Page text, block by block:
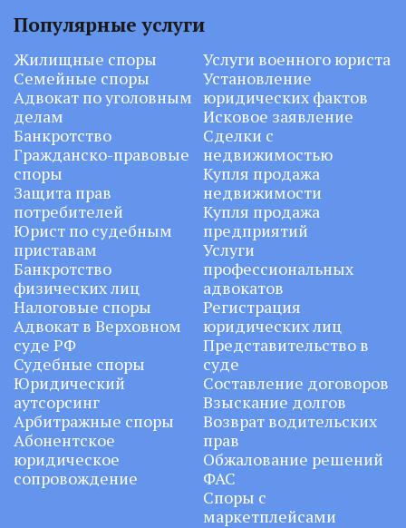
Популярные услуги
Жилищные споры
Семейные споры
Адвокат по уголовным
делам
Банкротство
Гражданско-правовые
споры
Защита прав
потребителей
Юрист по судебным
приставам
Банкротство
физических лиц
Налоговые споры
Адвокат в Верховном
суде РФ
Судебные споры
Юридический
аутсорсинг
Арбитражные споры
Абонентское
юридическое
сопровождение
Услуги военного юриста
Установление
юридических фактов
Исковое заявление
Сделки с
недвижимостью
Купля продажа
недвижимости
Купля продажа
предприятий
Услуги
профессиональных
адвокатов
Регистрация
юридических лиц
Представительство в
суде
Составление договоров
Взыскание долгов
Возврат водительских
прав
Обжалование решений
ФАС
Споры с
маркетплейсами